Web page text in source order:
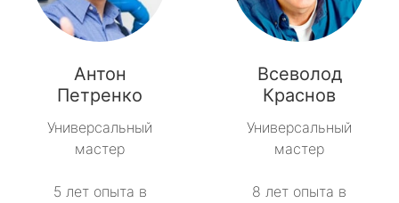
Антон
Петренко
Универсальный
мастер
5 лет опыта в
Всеволод
Краснов
Универсальный
мастер
8 лет опыта в